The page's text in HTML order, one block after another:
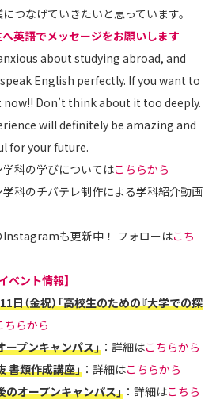
つなげていきたいと思っています。
へ英語でメッセージをお願いします
about studying abroad, and
English perfectly. If you want to
Don’t think about it too deeply.
will definitely be amazing and
for your future.
科の学びについてはこちらから
科のチバテレ制作による学科紹介動画
Instagramも更新中！ フォローはこち
ベント情報】
日（金祝）「高校生のための『大学での探
ちらから
ープンキャンパス」 ：詳細はこちらから
書類作成講座」 ：詳細はこちらから
のオープンキャンパス」 ：詳細はこちら